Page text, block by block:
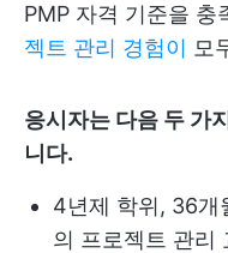
PMP 자격 기준을 충
젝트 관리 경험이 모
응시자는 다음 두 가
니다.
4년제 학위, 36개
의 프로젝트 관리